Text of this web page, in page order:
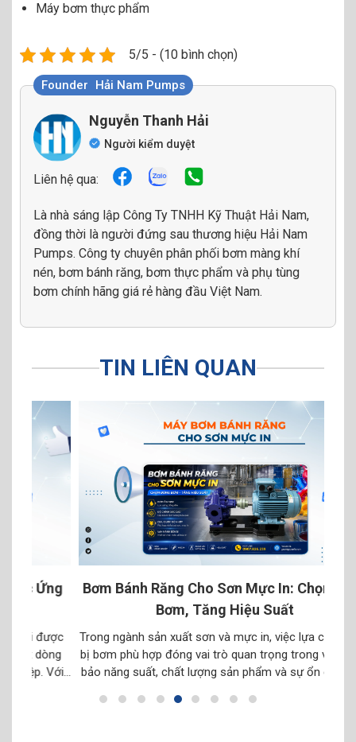
Máy bơm thực phẩm
5/5 - (10 bình chọn)
Founder Hải Nam Pumps
Nguyễn Thanh Hải
Người kiểm duyệt
Liên hệ qua:
Là nhà sáng lập Công Ty TNHH Kỹ Thuật Hải Nam,
đồng thời là người đứng sau thương hiệu Hải Nam
Pumps. Công ty chuyên phân phối bơm màng khí
nén, bơm bánh răng, bơm thực phẩm và phụ tùng
bơm chính hãng giá rẻ hàng đầu Việt Nam.
TIN LIÊN QUAN
Bơm Bánh Răng Cho Sơn Mực In: Chọn Đúng
Bơm, Tăng Hiệu Suất
Trong ngành sản xuất sơn và mực in, việc lựa chọn thiết
bị bơm phù hợp đóng vai trò quan trọng trong việc đảm
bảo năng suất, chất lượng sản phẩm và sự ổn định của
thường có đặc tính đa dạng về […]